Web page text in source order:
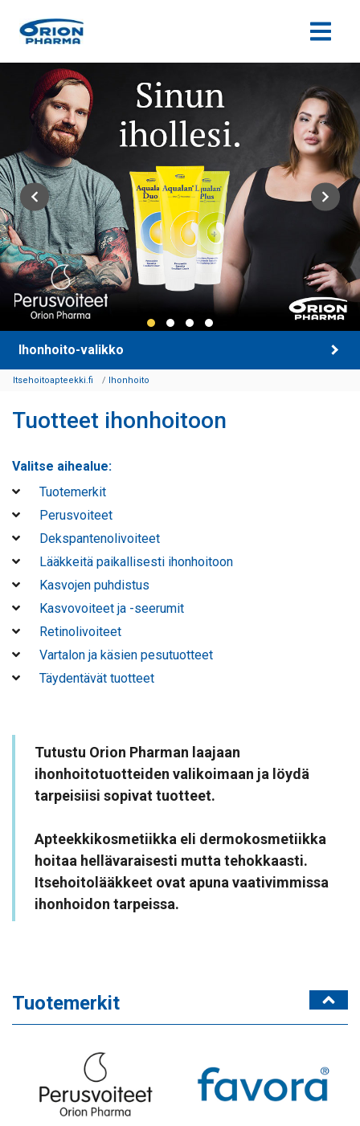
Siirry sisältöön
Ihonhoito-valikko
Itsehoitoapteekki.fi Ihonhoito
Tuotteet ihonhoitoon
Valitse aihealue:
Tuotemerkit
Perusvoiteet
Dekspantenolivoiteet
Lääkkeitä paikallisesti ihonhoitoon
Kasvojen puhdistus
Kasvovoiteet ja -seerumit
Retinolivoiteet
Vartalon ja käsien pesutuotteet
Täydentävät tuotteet
Tutustu Orion Pharman laajaan
ihonhoitotuotteiden valikoimaan ja löydä
tarpeisiisi sopivat tuotteet.
Apteekkikosmetiikka eli dermokosmetiikka
hoitaa hellävaraisesti mutta tehokkaasti.
Itsehoitolääkkeet ovat apuna vaativimmissa
ihonhoidon tarpeissa.
Tuotemerkit